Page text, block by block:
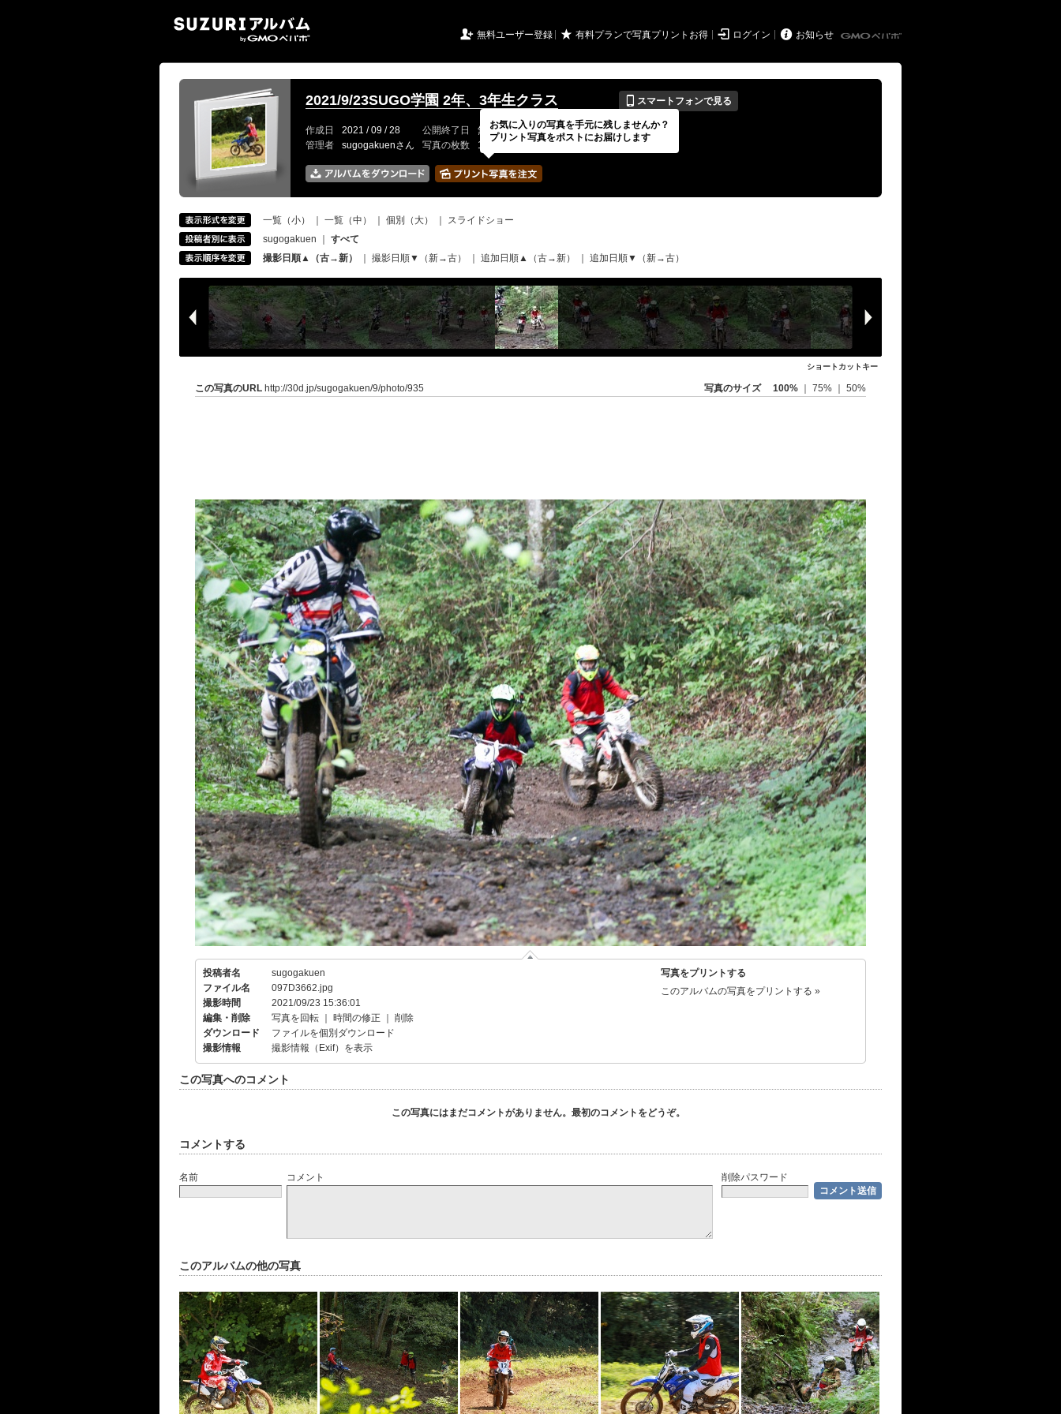
 無料ユーザー登録 ★ 有料プランで写真プリントお得  ログイン  お知らせ
2021/9/23SUGO学園 2年、3年生クラス 📱 スマートフォンで見る
作成日 2021 / 09 / 28 公開終了日 無期限 イベントの期間
---
管理者
sugogakuenさん 写真の枚数 1177 / 2000枚
一覧（小） 一覧（中） 個別（大）
スライドショー
sugogakuen
すべて
撮影日順▲（古→新）
撮影日順▼（新→古） 追加日順▲（古→新） 追加日順▼（新→古）
ショートカットキー
この写真のURL http://30d.jp/sugogakuen/9/photo/935 写真のサイズ 100% 75% 50%
投稿者名
sugogakuen
ファイル名
097D3662.jpg
撮影時間
2021/09/23 15:36:01
編集・削除
写真を回転 時間の修正
削除
ダウンロード
ファイルを個別ダウンロード
撮影情報
撮影情報（Exif）を表示
写真をプリントする
このアルバムの写真をプリントする »
この写真へのコメント
この写真にはまだコメントがありません。最初のコメントをどうぞ。
コメントする
名前 コメント 削除パスワード
このアルバムの他の写真
お気に入りの写真を手元に残しませんか？
プリント写真をポストにお届けします